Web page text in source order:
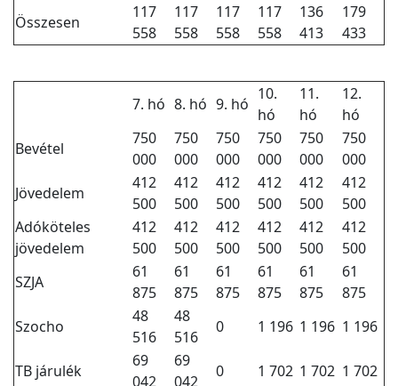
Összesen
117
558
117
558
117
558
117
558
136
413
179
433
7. hó 8. hó 9. hó
10.
hó
11.
hó
12.
hó
Bevétel
750
000
750
000
750
000
750
000
750
000
750
000
Jövedelem
412
500
412
500
412
500
412
500
412
500
412
500
Adóköteles
jövedelem
412
500
412
500
412
500
412
500
412
500
412
500
SZJA
61
875
61
875
61
875
61
875
61
875
61
875
Szocho
48
516
48
516
0 1 196 1 196 1 196
TB járulék
69
042
69
042
0 1 702 1 702 1 702